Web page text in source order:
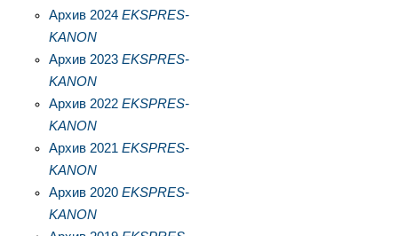
Архив 2024 EKSPRES-
KANON
Архив 2023 EKSPRES-
KANON
Архив 2022 EKSPRES-
KANON
Архив 2021 EKSPRES-
KANON
Архив 2020 EKSPRES-
KANON